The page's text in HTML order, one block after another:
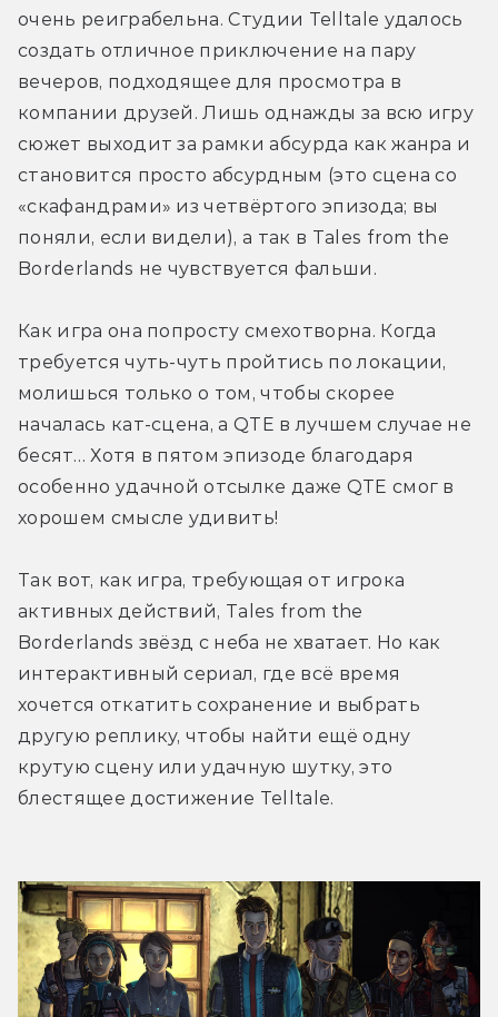
очень реиграбельна. Студии Telltale удалось
создать отличное приключение на пару
вечеров, подходящее для просмотра в
компании друзей. Лишь однажды за всю игру
сюжет выходит за рамки абсурда как жанра и
становится просто абсурдным (это сцена со
«скафандрами» из четвёртого эпизода; вы
поняли, если видели), а так в Tales from the
Borderlands не чувствуется фальши.
Как игра она попросту смехотворна. Когда
требуется чуть-чуть пройтись по локации,
молишься только о том, чтобы скорее
началась кат-сцена, а QTE в лучшем случае не
бесят… Хотя в пятом эпизоде благодаря
особенно удачной отсылке даже QTE смог в
хорошем смысле удивить!
Так вот, как игра, требующая от игрока
активных действий, Tales from the
Borderlands звёзд с неба не хватает. Но как
интерактивный сериал, где всё время
хочется откатить сохранение и выбрать
другую реплику, чтобы найти ещё одну
крутую сцену или удачную шутку, это
блестящее достижение Telltale.